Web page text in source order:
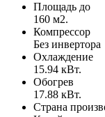
Площадь до
160 м2.
Компрессор
Без инвертора
Охлаждение
15.94 кВт.
Обогрев
17.88 кВт.
Страна